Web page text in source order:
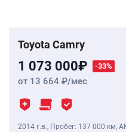
Toyota Camry
1 073 000 -33%
от 13 664 /мес
2014 г.в., Пробег: 137 000 км,